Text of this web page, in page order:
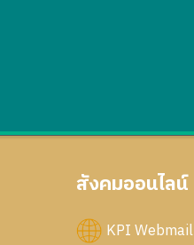
สังคมออนไลน์
KPI Webmail